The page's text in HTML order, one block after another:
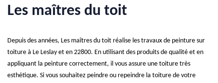
Les maîtres du toit
Depuis des années, Les maîtres du toit réalise les travaux de peinture sur
toiture à Le Leslay et en 22800. En utilisant des produits de qualité et en
appliquant la peinture correctement, il vous assure une toiture très
esthétique. Si vous souhaitez peindre ou repeindre la toiture de votre